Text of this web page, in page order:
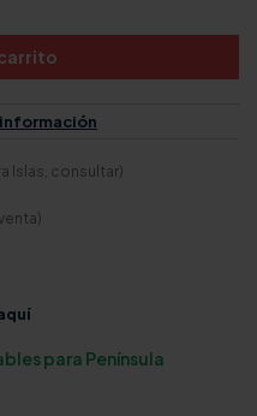
Islas, consultar)
para Península